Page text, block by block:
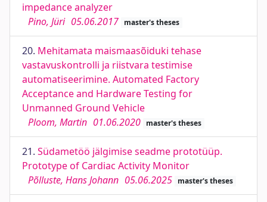
impedance analyzer
Pino, Jüri 05.06.2017 master's theses
20. Mehitamata maismaasõiduki tehase
vastavuskontrolli ja riistvara testimise
automatiseerimine. Automated Factory
Acceptance and Hardware Testing for
Unmanned Ground Vehicle
Ploom, Martin 01.06.2020 master's theses
21. Südametöö jälgimise seadme prototüüp.
Prototype of Cardiac Activity Monitor
Põlluste, Hans Johann 05.06.2025 master's theses